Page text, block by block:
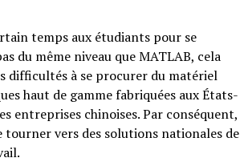
temps aux étudiants pour se
du même niveau que MATLAB, cela
difficultés à se procurer du matériel
haut de gamme fabriquées aux États-
entreprises chinoises. Par conséquent,
vers des solutions nationales de